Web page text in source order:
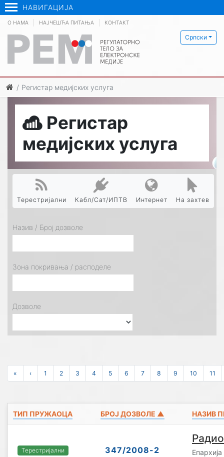
НАВИГАЦИЈА
Српски
О НАМА НАЈЧЕШЋА ПИТАЊА КОНТАКТ
Регистар медијских услуга
Регистар
медијских услуга
Терестријални Кабл/Сат/ИПТВ Интернет На захтев
Назив / Број дозволе
Зона покривања / расподеле
Дозволе
« ‹ 1 2 3 4 5 6 7 8 9 10 11
ТИП ПРУЖАОЦА БРОЈ ДОЗВОЛЕ ▲ НАЗИВ
Терестријални 347/2008-2